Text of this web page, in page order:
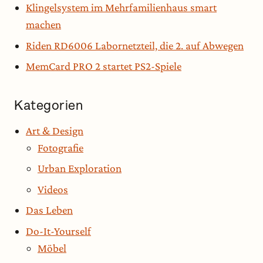
Klingelsystem im Mehrfamilienhaus smart
machen
Riden RD6006 Labornetzteil, die 2. auf Abwegen
MemCard PRO 2 startet PS2-Spiele
Kategorien
Art & Design
Fotografie
Urban Exploration
Videos
Das Leben
Do-It-Yourself
Möbel